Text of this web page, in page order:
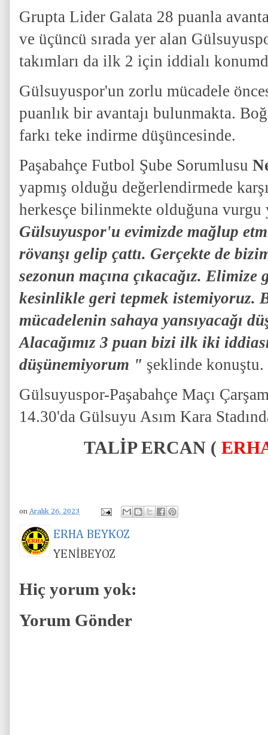
Grupta Lider Galata 28 puanla
ve üçüncü sırada yer alan
takımları da ilk 2 için iddialı
Gülsuyuspor'un zorlu mücadele
puanlık bir avantajı bulunmakta.
farkı teke indirme düşüncesinde.
Paşabahçe Futbol Şube Sorumlusu
yapmış olduğu değerlendirmede
herkesçe bilinmekte olduğuna
Gülsuyuspor'u evimizde mağlup
rövanşı gelip çattı. Gerçekte de
sezonun maçına çıkacağız. Elimize
kesinlikle geri tepmek istemiyoruz.
mücadelenin sahaya yansıyacağı
Alacağımız 3 puan bizi ilk iki
düşünemiyorum " şeklinde konuştu.
Gülsuyuspor-Paşabahçe Maçı
14.30'da Gülsuyu Asım Kara
TALİP ERCAN (
on Aralık 26, 2023
ERHA BEYKOZ
YENİBEYOZ
Hiç yorum yok:
Yorum Gönder